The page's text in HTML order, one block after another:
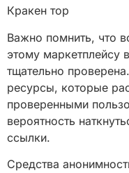
Кракен тор
Важно помнить, что
этому маркетплейсу
тщательно
ресурсы, которые
проверенными
вероятность
ссылки.
Средства